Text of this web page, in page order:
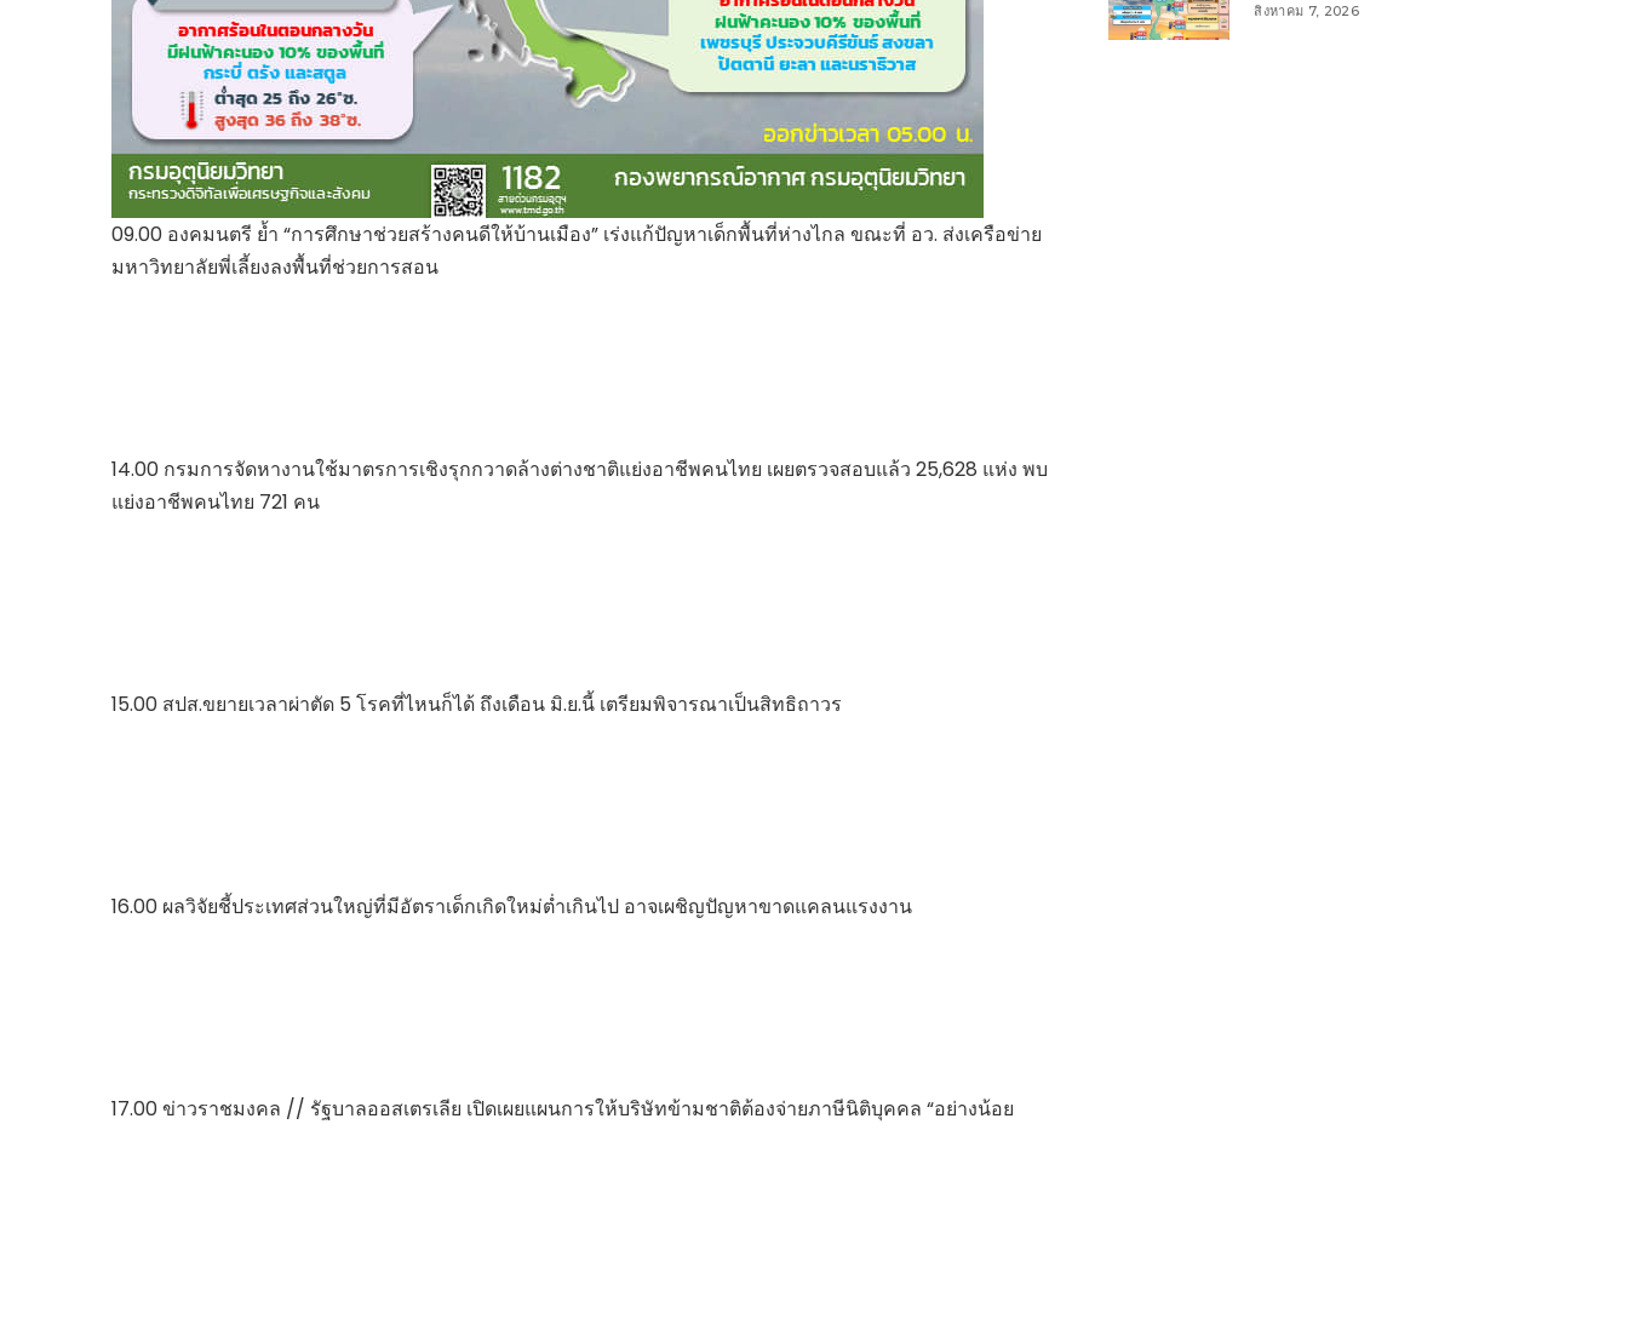
09.00 องคมนตรี ย้ำ “การศึกษาช่วยสร้างคนดีให้บ้านเมือง” เร่งแก้ปัญหาเด็กพื้นที่ห่างไกล ขณะที่ อว. ส่งเครือข่าย
มหาวิทยาลัยพี่เลี้ยงลงพื้นที่ช่วยการสอน
14.00 กรมการจัดหางานใช้มาตรการเชิงรุกกวาดล้างต่างชาติแย่งอาชีพคนไทย เผยตรวจสอบแล้ว 25,628 แห่ง พบ
แย่งอาชีพคนไทย 721 คน
15.00 สปส.ขยายเวลาผ่าตัด 5 โรคที่ไหนก็ได้ ถึงเดือน มิ.ย.นี้ เตรียมพิจารณาเป็นสิทธิถาวร
16.00 ผลวิจัยชี้ประเทศส่วนใหญ่ที่มีอัตราเด็กเกิดใหม่ต่ำเกินไป อาจเผชิญปัญหาขาดแคลนแรงงาน
17.00 ข่าวราชมงคล // รัฐบาลออสเตรเลีย เปิดเผยแผนการให้บริษัทข้ามชาติต้องจ่ายภาษีนิติบุคคล “อย่างน้อย
สิงหาคม 7, 2026